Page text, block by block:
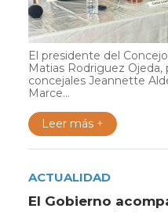
El presidente del
Matias Rodriguez
concejales Jeannette
Marce...
Leer más +
ACTUALIDAD
El Gobierno